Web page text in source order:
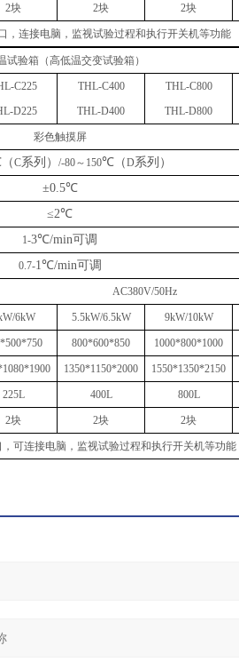
2块 2块 2块
，连接电脑，监视试验过程和执行开关机等功能
试验箱（高低温交变试验箱）
C225
D225
THL-C400
THL-D400
THL-C800
THL-D800
彩色触摸屏
（C系列 ） /-80～150℃（D系列 ）
±0.5℃
≤2℃
1-3℃/min可调
0.7-1℃/min可调
AC380V/50Hz
W/6kW 5.5kW/6.5kW 9kW/10kW
800*600*850 1000*800*1000
1350*1150*2000 1550*1350*2150
225L 400L 800L
2块 2块 2块
可连接电脑，监视试验过程和执行开关机等功能